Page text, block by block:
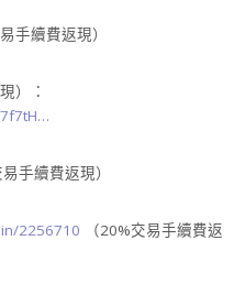
手續費返現）
）：
手續費返現）
2256710 （20%交易手續費返